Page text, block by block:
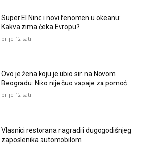
Super El Nino i novi fenomen u okeanu:
Kakva zima čeka Evropu?
prije 12 sati
Ovo je žena koju je ubio sin na Novom
Beogradu: Niko nije čuo vapaje za pomoć
prije 12 sati
Vlasnici restorana nagradili dugogodišnjeg
zaposlenika automobilom